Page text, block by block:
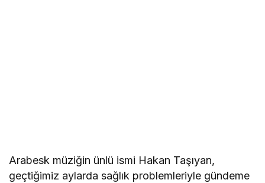
Arabesk müziğin ünlü ismi Hakan Taşıyan,
geçtiğimiz aylarda sağlık problemleriyle gündeme